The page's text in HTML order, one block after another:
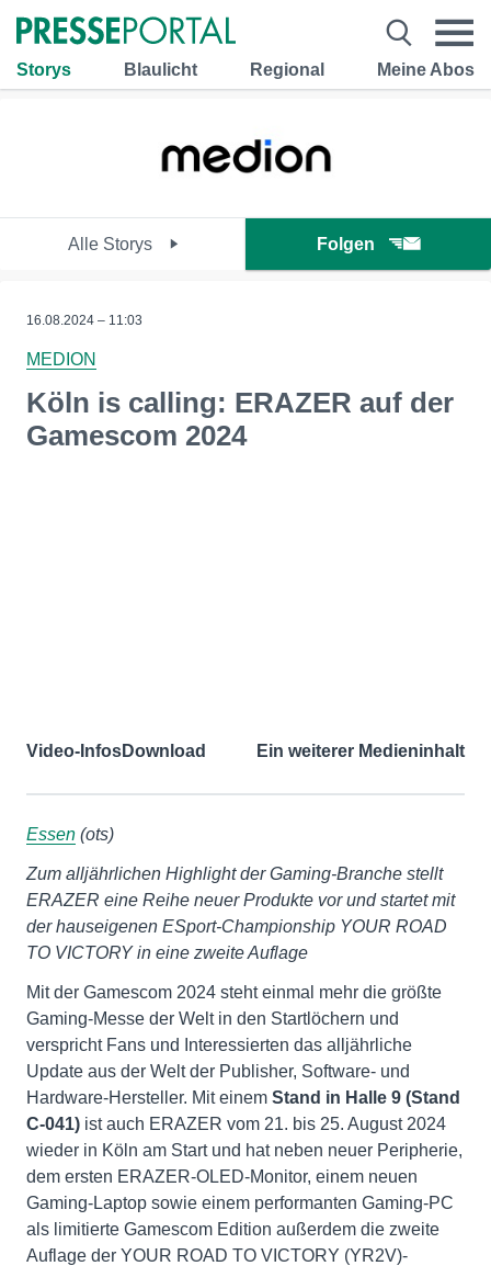
Storys Blaulicht Regional Meine Abos
Alle Storys Folgen
16.08.2024 – 11:03
MEDION
Köln is calling: ERAZER auf der
Gamescom 2024
Video-InfosDownload Ein weiterer Medieninhalt
Essen (ots)
Zum alljährlichen Highlight der Gaming-Branche stellt
ERAZER eine Reihe neuer Produkte vor und startet mit
der hauseigenen ESport-Championship YOUR ROAD
TO VICTORY in eine zweite Auflage
Mit der Gamescom 2024 steht einmal mehr die größte
Gaming-Messe der Welt in den Startlöchern und
verspricht Fans und Interessierten das alljährliche
Update aus der Welt der Publisher, Software- und
Hardware-Hersteller. Mit einem Stand in Halle 9 (Stand
C-041) ist auch ERAZER vom 21. bis 25. August 2024
wieder in Köln am Start und hat neben neuer Peripherie,
dem ersten ERAZER-OLED-Monitor, einem neuen
Gaming-Laptop sowie einem performanten Gaming-PC
als limitierte Gamescom Edition außerdem die zweite
Auflage der YOUR ROAD TO VICTORY (YR2V)-